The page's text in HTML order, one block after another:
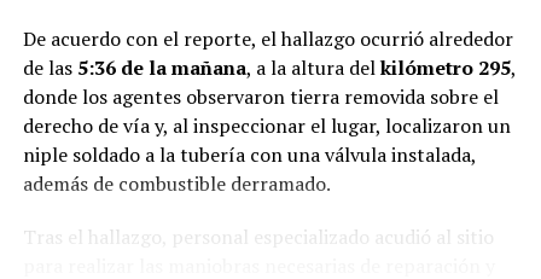
De acuerdo con el reporte, el hallazgo ocurrió alrededor
de las 5:36 de la mañana, a la altura delkilómetro 295,
donde los agentes observaron tierra removida sobre el
derecho de vía y, al inspeccionar el lugar, localizaron un
niple soldado a la tubería con una válvula instalada,
además de combustible derramado.
Tras el hallazgo, personal especializado acudió al sitio